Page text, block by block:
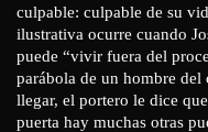
culpable: culpable de su
ilustrativa ocurre cuando
puede “vivir fuera del
parábola de un hombre
llegar, el portero le dice
puerta hay muchas otras